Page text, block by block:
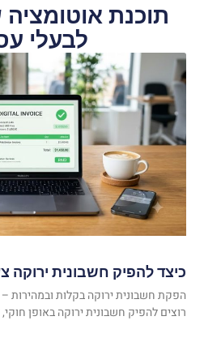
תוכנת
לבעלי
כיצד להפיק חשבונית ירוקה
הפקת חשבונית ירוקה בקלות ובמהירות
רוצים להפיק חשבונית ירוקה באופן חוקי,